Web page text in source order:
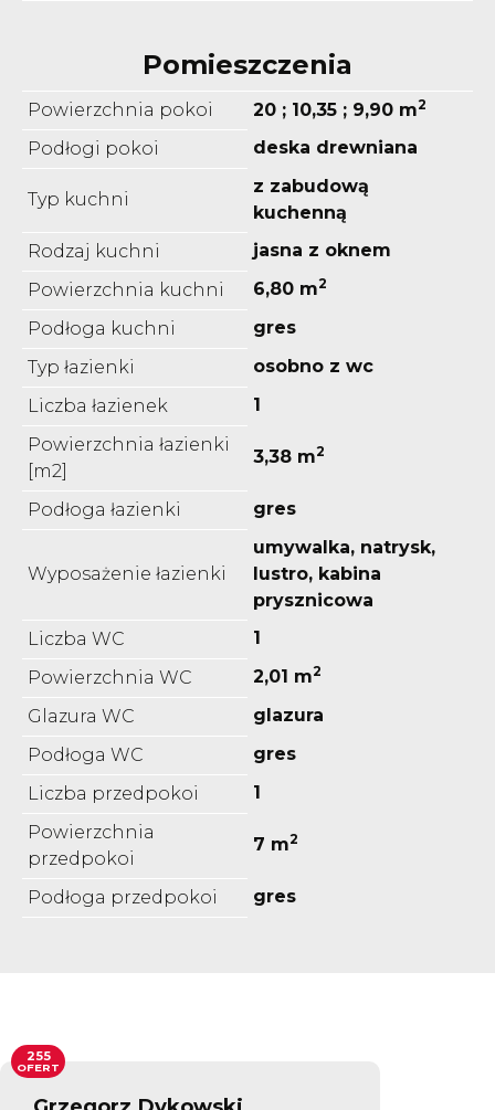
Pomieszczenia
Powierzchnia pokoi 20 ; 10,35 ; 9,90 m2
Podłogi pokoi deska drewniana
Typ kuchni
z zabudową
kuchenną
Rodzaj kuchni
jasna z oknem
Powierzchnia kuchni
6,80 m2
Podłoga kuchni
gres
Typ łazienki
osobno z wc
Liczba łazienek
1
Powierzchnia łazienki
[m2]
3,38 m2
Podłoga łazienki gres
Wyposażenie łazienki
umywalka, natrysk,
lustro, kabina
prysznicowa
Liczba WC
1
Powierzchnia WC
2,01 m2
Glazura WC
glazura
Podłoga WC
gres
Liczba przedpokoi
1
Powierzchnia
przedpokoi
7 m2
Podłoga przedpokoi gres
255
OFERT